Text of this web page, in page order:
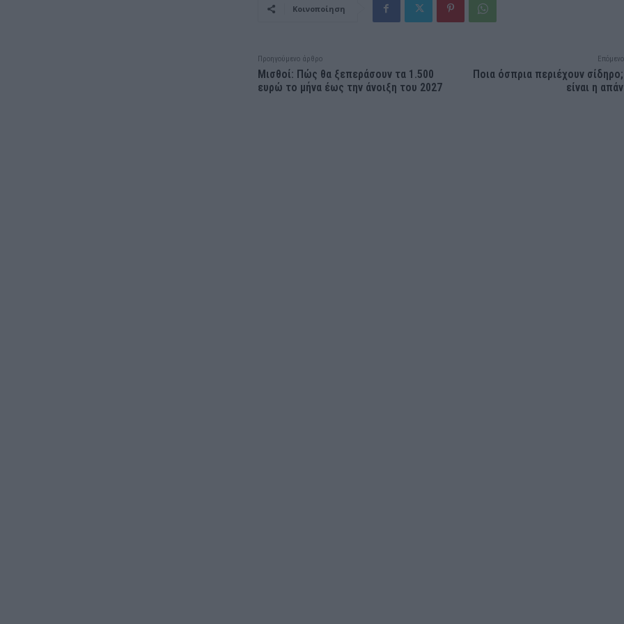
Κοινοποίηση
Προηγούμενο άρθρο
Μισθοί: Πώς θα ξεπεράσουν τα 1.500
ευρώ το μήνα έως την άνοιξη του 2027
Ποια όσπρια περιέχουν
είναι η